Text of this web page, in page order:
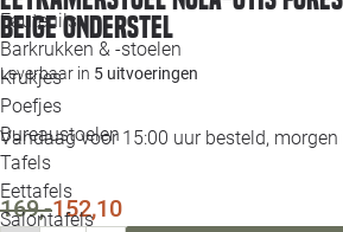
Fauteuils
Barkrukken & -stoelen
Krukjes
Poefjes
Bureaustoelen
Tafels
Eettafels
Salontafels
beige onderstel
Leverbaar in 5 uitvoeringen
Vandaag voor 15:00 uur besteld,
169,-152,10